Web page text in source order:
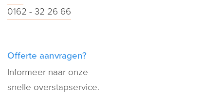
0162 - 32 26 66
Offerte aanvragen?
Informeer naar onze
snelle overstapservice.